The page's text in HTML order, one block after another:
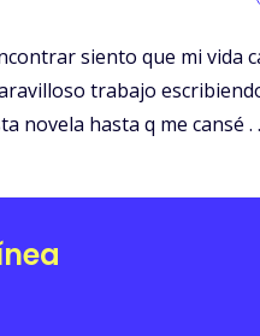
siento que mi vida
trabajo
novela hasta q me cansé